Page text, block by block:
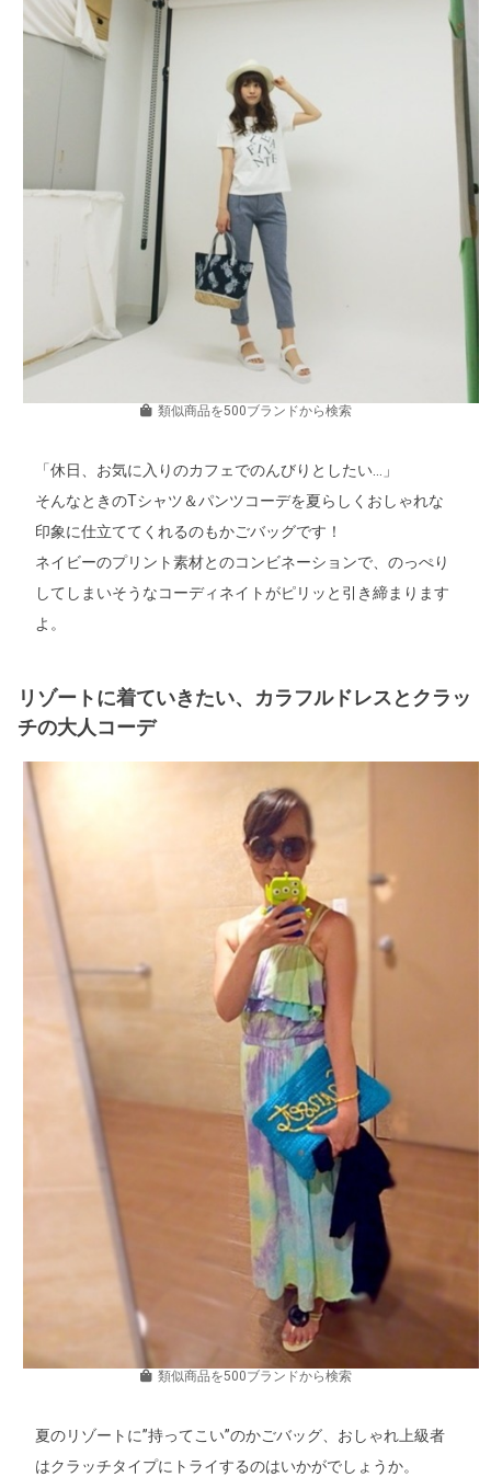
類似商品を500ブランドから検索
「休日、お気に入りのカフェでのんびりとしたい…」
そんなときのTシャツ＆パンツコーデを夏らしくおしゃれな
印象に仕立ててくれるのもかごバッグです！
ネイビーのプリント素材とのコンビネーションで、のっぺり
してしまいそうなコーディネイトがピリッと引き締まります
よ。
リゾートに着ていきたい、カラフルドレスとクラッ
チの大人コーデ
類似商品を500ブランドから検索
夏のリゾートに”持ってこい”のかごバッグ、おしゃれ上級者
はクラッチタイプにトライするのはいかがでしょうか。